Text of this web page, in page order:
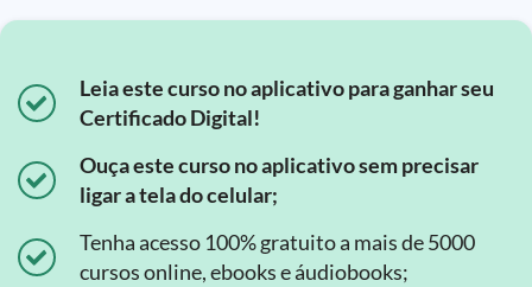
Leia este curso no aplicativo para ganhar seu
Certificado Digital!
Ouça este curso no aplicativo sem precisar
ligar a tela do celular;
Tenha acesso 100% gratuito a mais de 5000
cursos online, ebooks e áudiobooks;